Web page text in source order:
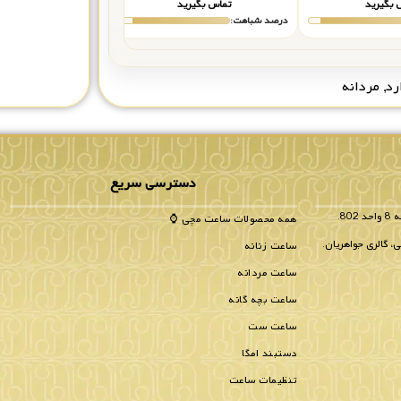
بگیرید
تماس بگیرید
درصد شباهت:
, مردانه
گالری جواهریان.
دسترسی سریع
همه محصولات ساعت مچی ⌚
ساعت زنانه
ساعت مردانه
ساعت بچه گانه
ساعت ست
دستبند امگا
تنظیمات ساعت